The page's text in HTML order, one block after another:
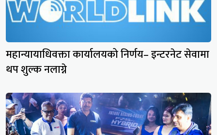
महान्यायाधिवक्ता कार्यालयको निर्णय– इन्टरनेट सेवामा
थप शुल्क नलाग्ने